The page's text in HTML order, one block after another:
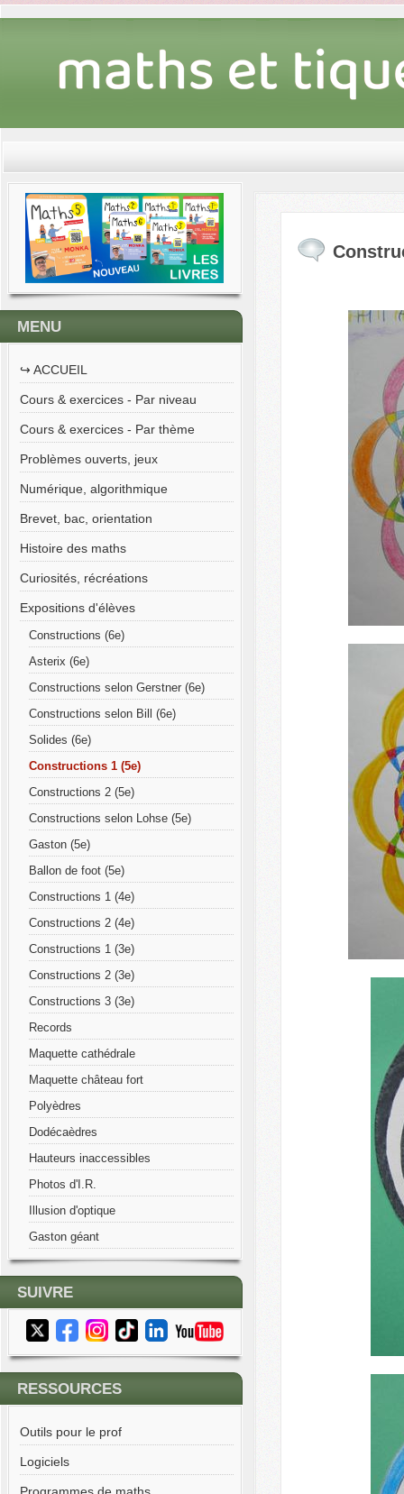
MENU
↪︎ ACCUEIL
Cours & exercices - Par niveau
Cours & exercices - Par thème
Problèmes ouverts, jeux
Numérique, algorithmique
Brevet, bac, orientation
Histoire des maths
Curiosités, récréations
Expositions d'élèves
Constructions (6e)
Asterix (6e)
Constructions selon Gerstner (6e)
Constructions selon Bill (6e)
Solides (6e)
Constructions 1 (5e)
Constructions 2 (5e)
Constructions selon Lohse (5e)
Gaston (5e)
Ballon de foot (5e)
Constructions 1 (4e)
Constructions 2 (4e)
Constructions 1 (3e)
Constructions 2 (3e)
Constructions 3 (3e)
Records
Maquette cathédrale
Maquette château fort
Polyèdres
Dodécaèdres
Hauteurs inaccessibles
Photos d'I.R.
Illusion d'optique
Gaston géant
SUIVRE
RESSOURCES
Outils pour le prof
Logiciels